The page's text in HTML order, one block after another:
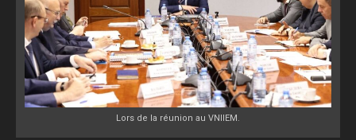
Lors de la réunion au VNIIEM.